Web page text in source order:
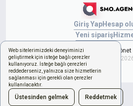
Web sitelerimizdeki deneyiminizi
geliştirmek için isteğe bağlı çerezler
kullanıyoruz. İsteğe bağlı çerezleri
reddederseniz, yalnızca size hizmetlerin
sağlanması için gerekli olan çerezler
kullanılacaktır.
Üstesinden gelmek Reddetmek
Giriş YapHesap
Yeni sipariş
Çerezleri yönet
Copyright ©